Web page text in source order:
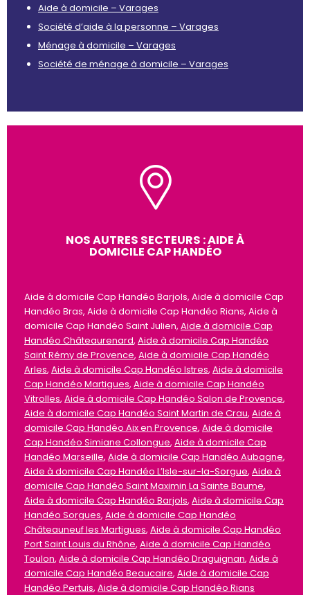
Aide à domicile – Varages
Société d’aide à la personne – Varages
Ménage à domicile – Varages
Société de ménage à domicile – Varages
NOS AUTRES SECTEURS : AIDE À
DOMICILE CAP HANDÉO
Aide à domicile Cap Handéo Barjols, Aide à domicile Cap
Handéo Bras, Aide à domicile Cap Handéo Rians, Aide à
domicile Cap Handéo Saint Julien, Aide à domicile Cap
Handéo Châteaurenard, Aide à domicile Cap Handéo
Saint Rémy de Provence, Aide à domicile Cap Handéo
Arles, Aide à domicile Cap Handéo Istres, Aide à domicile
Cap Handéo Martigues, Aide à domicile Cap Handéo
Vitrolles, Aide à domicile Cap Handéo Salon de Provence,
Aide à domicile Cap Handéo Saint Martin de Crau, Aide à
domicile Cap Handéo Aix en Provence, Aide à domicile
Cap Handéo Simiane Collongue, Aide à domicile Cap
Handéo Marseille, Aide à domicile Cap Handéo Aubagne,
Aide à domicile Cap Handéo L’Isle-sur-la-Sorgue, Aide à
domicile Cap Handéo Saint Maximin La Sainte Baume,
Aide à domicile Cap Handéo Barjols, Aide à domicile Cap
Handéo Sorgues, Aide à domicile Cap Handéo
Châteauneuf les Martigues, Aide à domicile Cap Handéo
Port Saint Louis du Rhône, Aide à domicile Cap Handéo
Toulon, Aide à domicile Cap Handéo Draguignan, Aide à
domicile Cap Handéo Beaucaire, Aide à domicile Cap
Handéo Pertuis, Aide à domicile Cap Handéo Rians